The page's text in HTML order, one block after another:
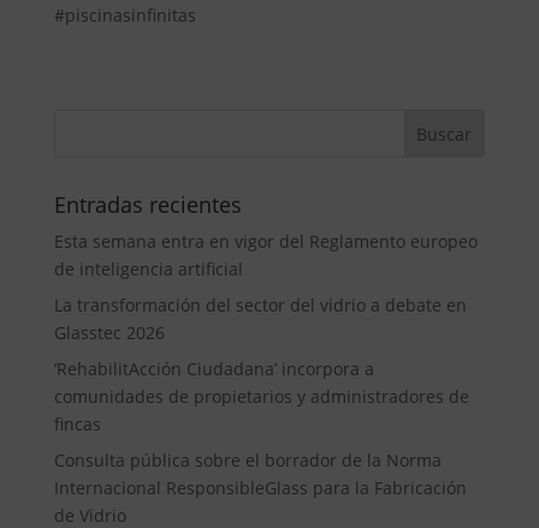
#piscinasinfinitas
Entradas recientes
Esta semana entra en vigor del Reglamento europeo
de inteligencia artificial
La transformación del sector del vidrio a debate en
Glasstec 2026
‘RehabilitAcción Ciudadana’ incorpora a
comunidades de propietarios y administradores de
fincas
Consulta pública sobre el borrador de la Norma
Internacional ResponsibleGlass para la Fabricación
de Vidrio